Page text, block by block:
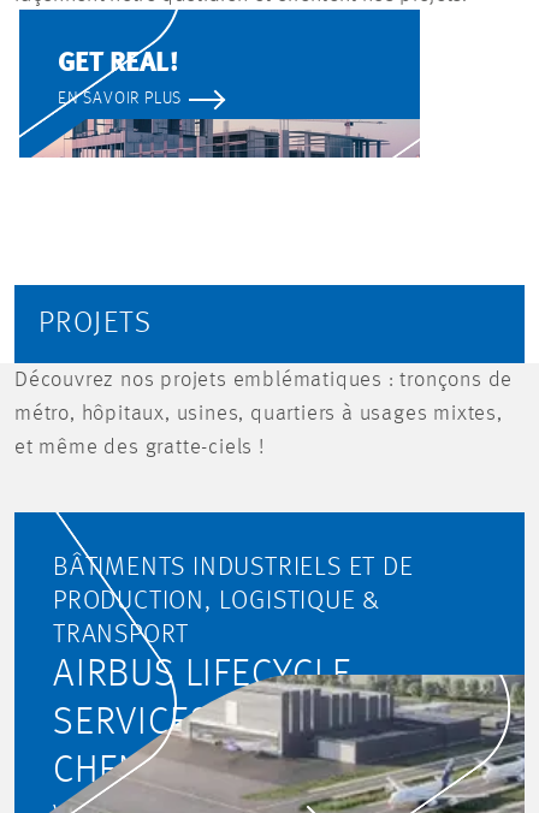
GET REAL!
EN SAVOIR PLUS
PROJETS
Découvrez nos projets emblématiques : tronçons de
métro, hôpitaux, usines, quartiers à usages mixtes,
et même des gratte-ciels !
BÂTIMENTS INDUSTRIELS ET DE
PRODUCTION, LOGISTIQUE &
TRANSPORT
AIRBUS LIFECYCLE
SERVICES CENTRE,
CHENGDU